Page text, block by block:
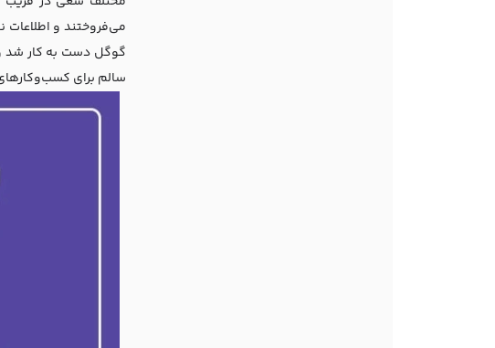
می‌فروختند و اطلاعات
گوگل دست به کار شد و
سالم برای